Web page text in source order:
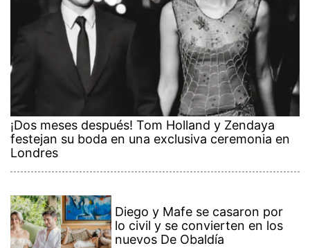
¡Dos meses después! Tom Holland y Zendaya
festejan su boda en una exclusiva ceremonia en
Londres
Diego y Mafe se casaron por
lo civil y se convierten en los
nuevos De Obaldía